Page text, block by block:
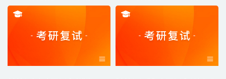
子资料【赠送2023年和2022年全
套资料】
子资料【赠送2023年和2022年全
套资料】